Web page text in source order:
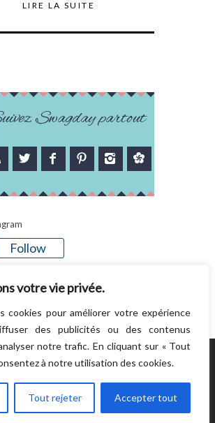
votre vie privée.
cookies pour améliorer votre expérience
des publicités ou des contenus
notre trafic. En cliquant sur « Tout
à notre utilisation des cookies.
Tout rejeter Accepter tout
LIRE LA SUITE
Swagday partout
Follow
BY WORDPRESS.CREATED BY
THEMESINDEP
RETOUR EN HAUT